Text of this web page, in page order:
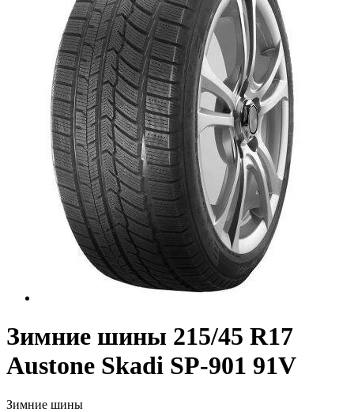
Зимние шины 215/45 R17
Austone Skadi SP-901 91V
Зимние шины